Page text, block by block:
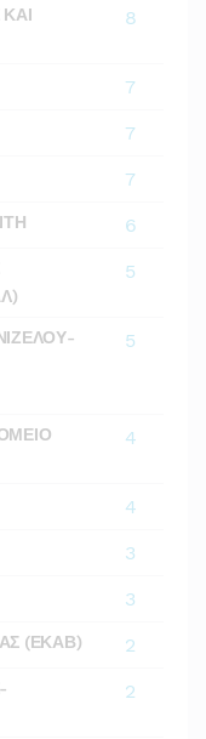
8
7
7
7
6
5
5
4
4
3
3
(ΕΚΑΒ) 2
2